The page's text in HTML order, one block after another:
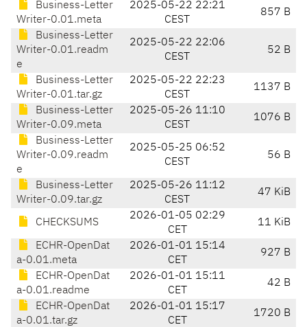
Business-Letter
Writer-0.01.meta
2025-05-22 22:21
CEST
857 B
Business-Letter
Writer-0.01.readm
e
2025-05-22 22:06
CEST
52 B
Business-Letter
Writer-0.01.tar.gz
2025-05-22 22:23
CEST
1137 B
Business-Letter
Writer-0.09.meta
2025-05-26 11:10
CEST
1076 B
Business-Letter
Writer-0.09.readm
e
2025-05-25 06:52
CEST
56 B
Business-Letter
Writer-0.09.tar.gz
2025-05-26 11:12
CEST
47 KiB
CHECKSUMS
2026-01-05 02:29
CET
11 KiB
ECHR-OpenDat
a-0.01.meta
2026-01-01 15:14
CET
927 B
ECHR-OpenDat
a-0.01.readme
2026-01-01 15:11
CET
42 B
ECHR-OpenDat
a-0.01.tar.gz
2026-01-01 15:17
CET
1720 B